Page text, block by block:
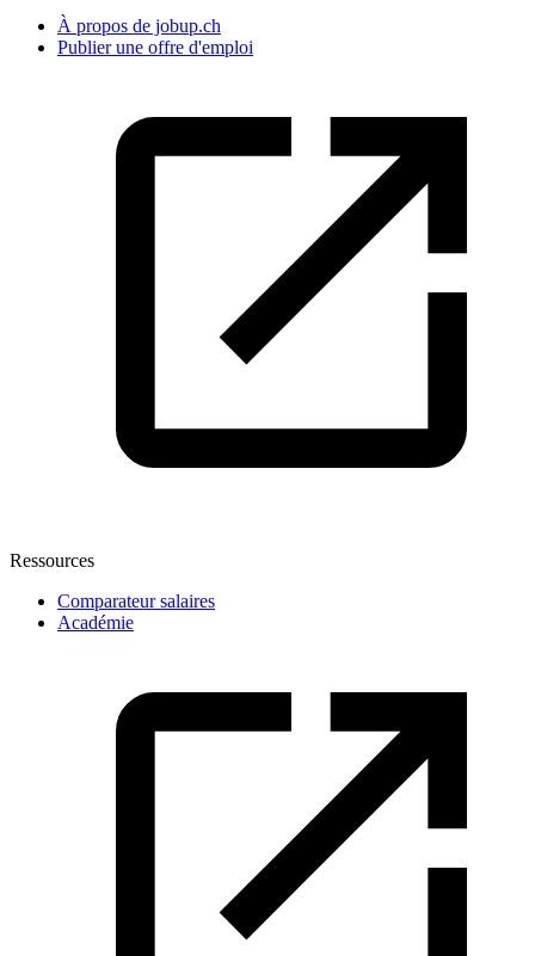
À propos de jobup.ch
Publier une offre d'emploi
Ressources
Comparateur salaires
Académie